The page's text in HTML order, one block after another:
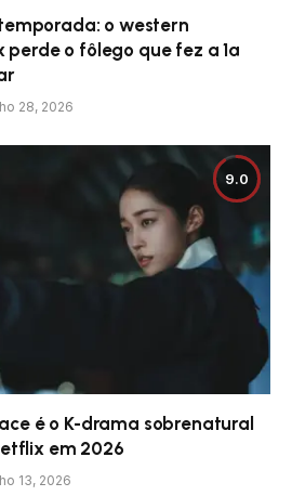
o western
o fôlego que fez a 1ª
28, 2026
9.0
é o K-drama sobrenatural
em 2026
13, 2026